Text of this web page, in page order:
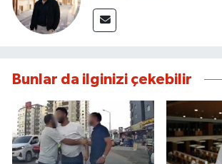
Bunlar da ilginizi çekebilir